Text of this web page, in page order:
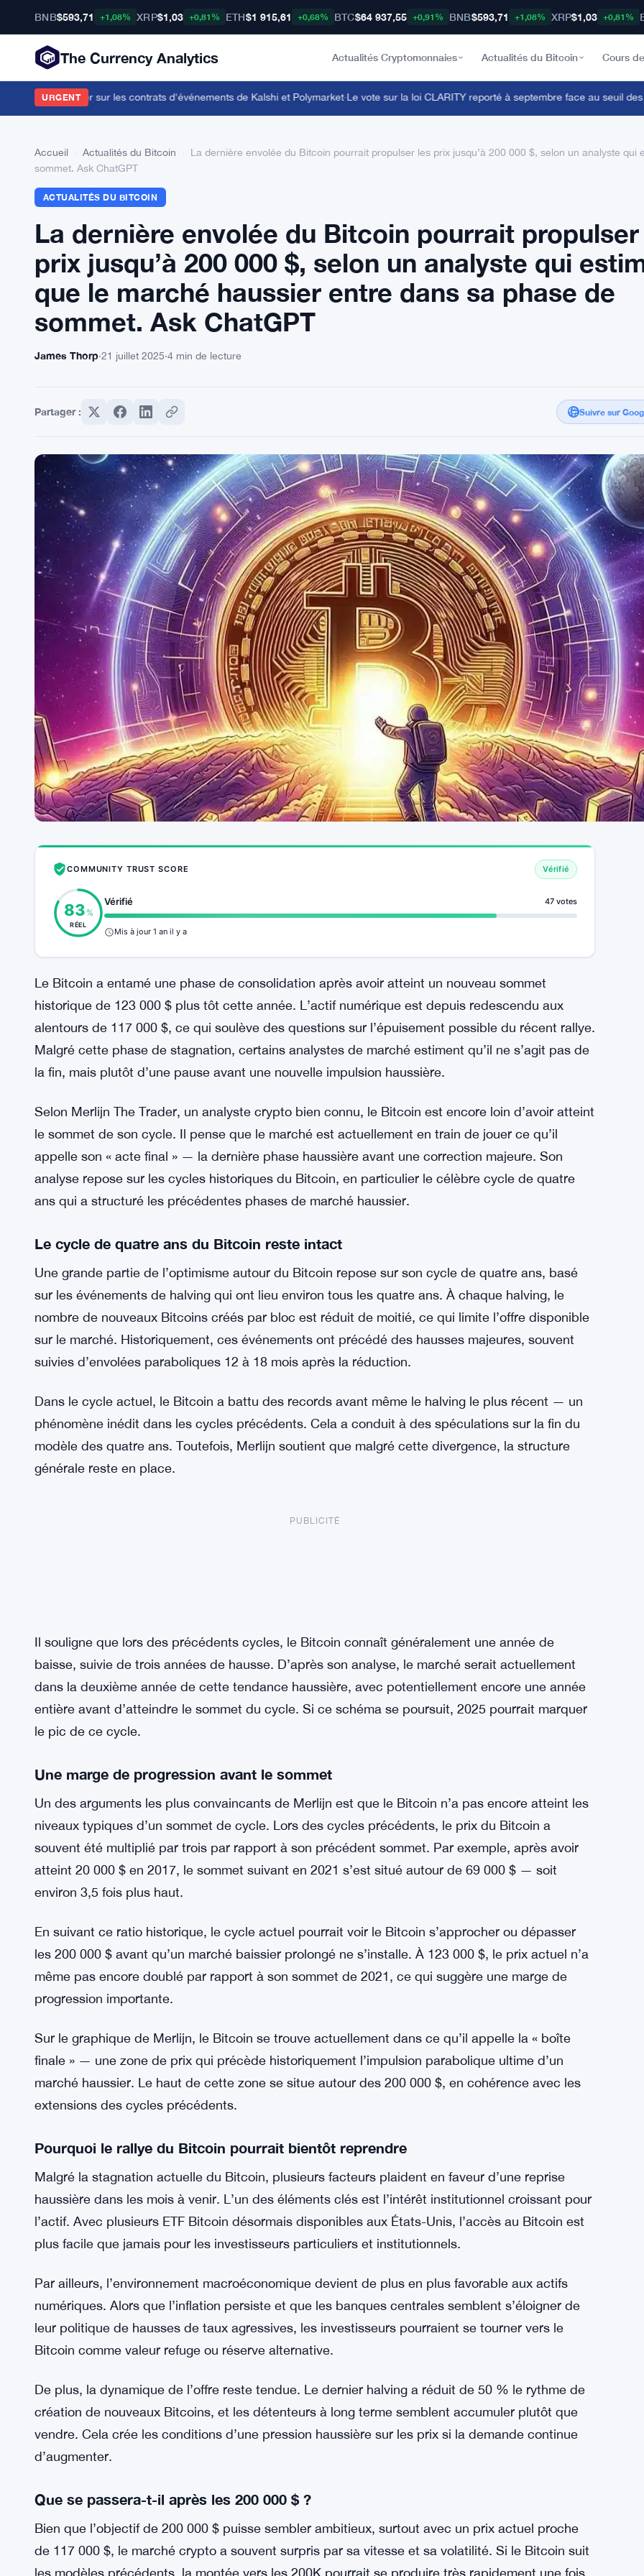
BNB$593,71 +1,08% XRP$1,03 +0,81% ETH$1 915,61 +0,68% BTC$64 937,55 +0,91% BNB$593,71 +1,08% XRP$1,03 +0,81%
The Currency Analytics Actualités Cryptomonnaies Actualités du Bitcoin Cours
URGENT
de bookmaker sur les contrats d'événements de Kalshi et Polymarket·Le vote sur la loi CLARITY reporté à septembre face au seuil des
Accueil Actualités du Bitcoin
La dernière envolée du Bitcoin pourrait propulser les prix jusqu’à 200 000 $, selon un analyste
sommet. Ask ChatGPT
ACTUALITÉS DU BITCOIN
La dernière envolée du Bitcoin pourrait
prix jusqu’à 200 000 $, selon un analyste qui
que le marché haussier entre dans sa phase de
sommet. Ask ChatGPT
James Thorp·21 juillet 2025·4 min de lecture
Partager : Suivre sur
COMMUNITY TRUST SCORE Vérifié
83 %
RÉEL
Vérifié 47 votes
Mis à jour 1 an il y a
Le Bitcoin a entamé une phase de consolidation après avoir atteint un nouveau sommet
historique de 123 000 $ plus tôt cette année. L’actif numérique est depuis redescendu aux
alentours de 117 000 $, ce qui soulève des questions sur l’épuisement possible du récent rallye.
Malgré cette phase de stagnation, certains analystes de marché estiment qu’il ne s’agit pas de
la fin, mais plutôt d’une pause avant une nouvelle impulsion haussière.
Selon Merlijn The Trader, un analyste crypto bien connu, le Bitcoin est encore loin d’avoir atteint
le sommet de son cycle. Il pense que le marché est actuellement en train de jouer ce qu’il
appelle son « acte final » — la dernière phase haussière avant une correction majeure. Son
analyse repose sur les cycles historiques du Bitcoin, en particulier le célèbre cycle de quatre
ans qui a structuré les précédentes phases de marché haussier.
Le cycle de quatre ans du Bitcoin reste intact
Une grande partie de l’optimisme autour du Bitcoin repose sur son cycle de quatre ans, basé
sur les événements de halving qui ont lieu environ tous les quatre ans. À chaque halving, le
nombre de nouveaux Bitcoins créés par bloc est réduit de moitié, ce qui limite l’offre disponible
sur le marché. Historiquement, ces événements ont précédé des hausses majeures, souvent
suivies d’envolées paraboliques 12 à 18 mois après la réduction.
Dans le cycle actuel, le Bitcoin a battu des records avant même le halving le plus récent — un
phénomène inédit dans les cycles précédents. Cela a conduit à des spéculations sur la fin du
modèle des quatre ans. Toutefois, Merlijn soutient que malgré cette divergence, la structure
générale reste en place.
PUBLICITÉ
Il souligne que lors des précédents cycles, le Bitcoin connaît généralement une année de
baisse, suivie de trois années de hausse. D’après son analyse, le marché serait actuellement
dans la deuxième année de cette tendance haussière, avec potentiellement encore une année
entière avant d’atteindre le sommet du cycle. Si ce schéma se poursuit, 2025 pourrait marquer
le pic de ce cycle.
Une marge de progression avant le sommet
Un des arguments les plus convaincants de Merlijn est que le Bitcoin n’a pas encore atteint les
niveaux typiques d’un sommet de cycle. Lors des cycles précédents, le prix du Bitcoin a
souvent été multiplié par trois par rapport à son précédent sommet. Par exemple, après avoir
atteint 20 000 $ en 2017, le sommet suivant en 2021 s’est situé autour de 69 000 $ — soit
environ 3,5 fois plus haut.
En suivant ce ratio historique, le cycle actuel pourrait voir le Bitcoin s’approcher ou dépasser
les 200 000 $ avant qu’un marché baissier prolongé ne s’installe. À 123 000 $, le prix actuel n’a
même pas encore doublé par rapport à son sommet de 2021, ce qui suggère une marge de
progression importante.
Sur le graphique de Merlijn, le Bitcoin se trouve actuellement dans ce qu’il appelle la « boîte
finale » — une zone de prix qui précède historiquement l’impulsion parabolique ultime d’un
marché haussier. Le haut de cette zone se situe autour des 200 000 $, en cohérence avec les
extensions des cycles précédents.
Pourquoi le rallye du Bitcoin pourrait bientôt reprendre
Malgré la stagnation actuelle du Bitcoin, plusieurs facteurs plaident en faveur d’une reprise
haussière dans les mois à venir. L’un des éléments clés est l’intérêt institutionnel croissant pour
l’actif. Avec plusieurs ETF Bitcoin désormais disponibles aux États-Unis, l’accès au Bitcoin est
plus facile que jamais pour les investisseurs particuliers et institutionnels.
Par ailleurs, l’environnement macroéconomique devient de plus en plus favorable aux actifs
numériques. Alors que l’inflation persiste et que les banques centrales semblent s’éloigner de
leur politique de hausses de taux agressives, les investisseurs pourraient se tourner vers le
Bitcoin comme valeur refuge ou réserve alternative.
De plus, la dynamique de l’offre reste tendue. Le dernier halving a réduit de 50 % le rythme de
création de nouveaux Bitcoins, et les détenteurs à long terme semblent accumuler plutôt que
vendre. Cela crée les conditions d’une pression haussière sur les prix si la demande continue
d’augmenter.
Que se passera-t-il après les 200 000 $ ?
Bien que l’objectif de 200 000 $ puisse sembler ambitieux, surtout avec un prix actuel proche
de 117 000 $, le marché crypto a souvent surpris par sa vitesse et sa volatilité. Si le Bitcoin suit
les modèles précédents, la montée vers les 200K pourrait se produire très rapidement une fois